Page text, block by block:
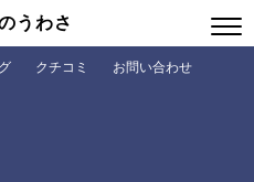
うわさ
クチコミ お問い合わせ